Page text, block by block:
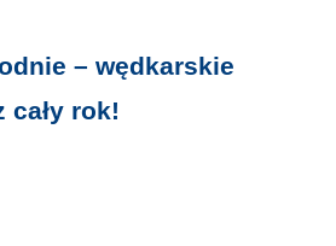
– wędkarskie
cały rok!